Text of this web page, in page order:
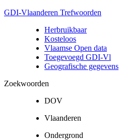
GDI-Vlaanderen Trefwoorden
Herbruikbaar
Kosteloos
Vlaamse Open data
Toegevoegd GDI-Vl
Geografische gegevens
Zoekwoorden
DOV
Vlaanderen
Ondergrond